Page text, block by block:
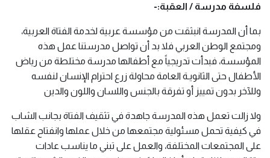
فلسفة مدرسة / العقبة:-
بما أن المدرسة انبثقت من مؤسسة عربية لخدمة الفتاة العربية،
ومجتمع الوطن العربي فلا بد أن تواصل مدرستنا عمل هذه
المؤسسة، فبدأت تدريجياً مع أطفالها مدرسة مختلطة من رياض
الأطفال حتى الثانويـة العامة محاولة زرع احترام الإنسان لنفسه
وللآخر بدون تمييز أو تفرقة بالجنس واللسان واللون والدين
ولا زالت تعمل هذه المدرسة جاهدة في تثقيف الفتاة بجانب الشاب
في كيفية تحمل مسئولية مجتمعها من خلال عملها وانفتاح عقلها
على المجتمعات المختلفة، والعمل على تبني ما يناسب عادات